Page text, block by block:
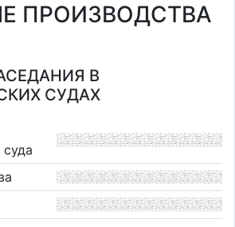
ПРОИЗВОДСТВА
В
СУДАХ